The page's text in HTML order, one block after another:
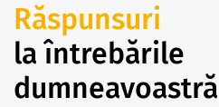
Răspunsuri
la întrebările
dumneavoastră